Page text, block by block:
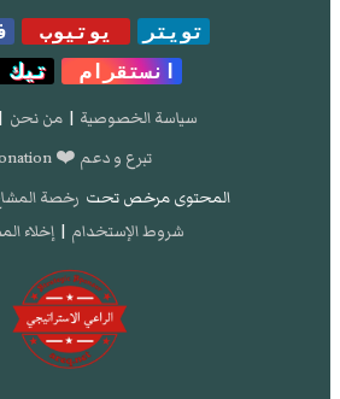
تويتر يوتيوب
انستقرام
تيك
سياسة الخصوصية | من نحن |
تبرع و دعم ❤️ donation
المحتوى مرخص تحت رخصة المشاع
شروط الإستخدام | إخلاء